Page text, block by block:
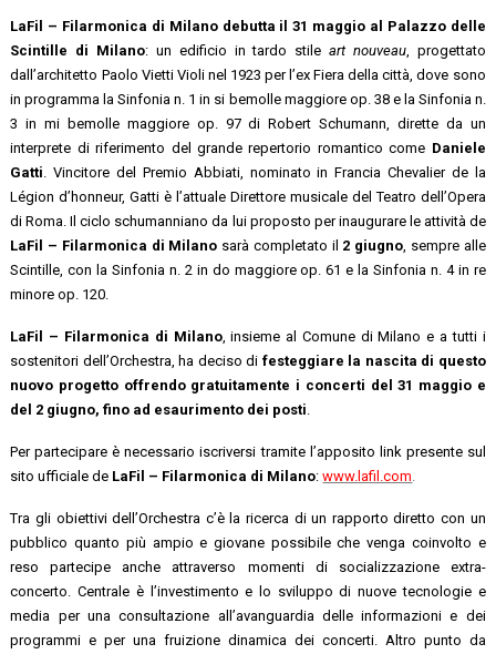
LaFil – Filarmonica di Milano debutta il 31 maggio al Palazzo delle
Scintille di Milano: un edificio in tardo stile art nouveau, progettato
dall’architetto Paolo Vietti Violi nel 1923 per l’ex Fiera della città, dove sono
in programma la Sinfonia n. 1 in si bemolle maggiore op. 38 e la Sinfonia n.
3 in mi bemolle maggiore op. 97 di Robert Schumann, dirette da un
interprete di riferimento del grande repertorio romantico come Daniele
Gatti . Vincitore del Premio Abbiati, nominato in Francia Chevalier de la
Légion d’honneur, Gatti è l’attuale Direttore musicale del Teatro dell’Opera
di Roma. Il ciclo schumanniano da lui proposto per inaugurare le attività de
LaFil – Filarmonica di Milano sarà completato il 2 giugno , sempre alle
Scintille, con la Sinfonia n. 2 in do maggiore op. 61 e la Sinfonia n. 4 in re
minore op. 120.
LaFil – Filarmonica di Milano, insieme al Comune di Milano e a tutti i
sostenitori dell’Orchestra, ha deciso di festeggiare la nascita di questo
nuovo progetto offrendo gratuitamente i concerti del 31 maggio e
del 2 giugno, fino ad esaurimento dei posti
Per partecipare è necessario iscriversi tramite l’apposito link presente sul
sito ufficiale de LaFil – Filarmonica di Milano: www.lafil.com
Tra gli obiettivi dell’Orchestra c’è la ricerca di un rapporto diretto con un
pubblico quanto più ampio e giovane possibile che venga coinvolto e
reso partecipe anche attraverso momenti di socializzazione extra-
concerto. Centrale è l’investimento e lo sviluppo di nuove tecnologie e
media per una consultazione all’avanguardia delle informazioni e dei
programmi e per una fruizione dinamica dei concerti. Altro punto da